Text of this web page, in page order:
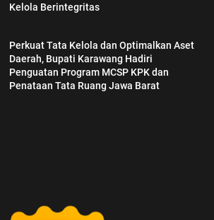
Kelola Berintegritas
Perkuat Tata Kelola dan Optimalkan Aset
Daerah, Bupati Karawang Hadiri
Penguatan Program MCSP KPK dan
Penataan Tata Ruang Jawa Barat